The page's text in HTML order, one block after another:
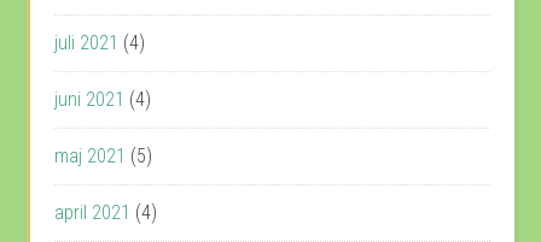
juli 2021 (4)
juni 2021 (4)
maj 2021 (5)
april 2021 (4)